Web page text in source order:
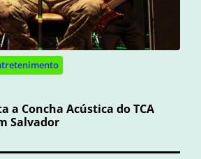
a Concha Acústica do TCA
Salvador